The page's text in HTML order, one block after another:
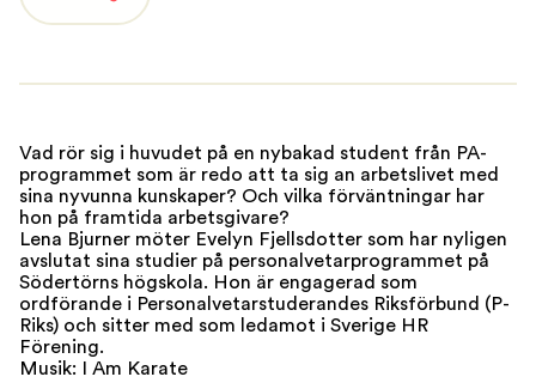
Vad rör sig i huvudet på en nybakad student från PA-
programmet som är redo att ta sig an arbetslivet med
sina nyvunna kunskaper? Och vilka förväntningar har
hon på framtida arbetsgivare?
Lena Bjurner möter Evelyn Fjellsdotter som har nyligen
avslutat sina studier på personalvetarprogrammet på
Södertörns högskola. Hon är engagerad som
ordförande i Personalvetarstuderandes Riksförbund (P-
Riks) och sitter med som ledamot i Sverige HR
Förening.
Musik: I Am Karate